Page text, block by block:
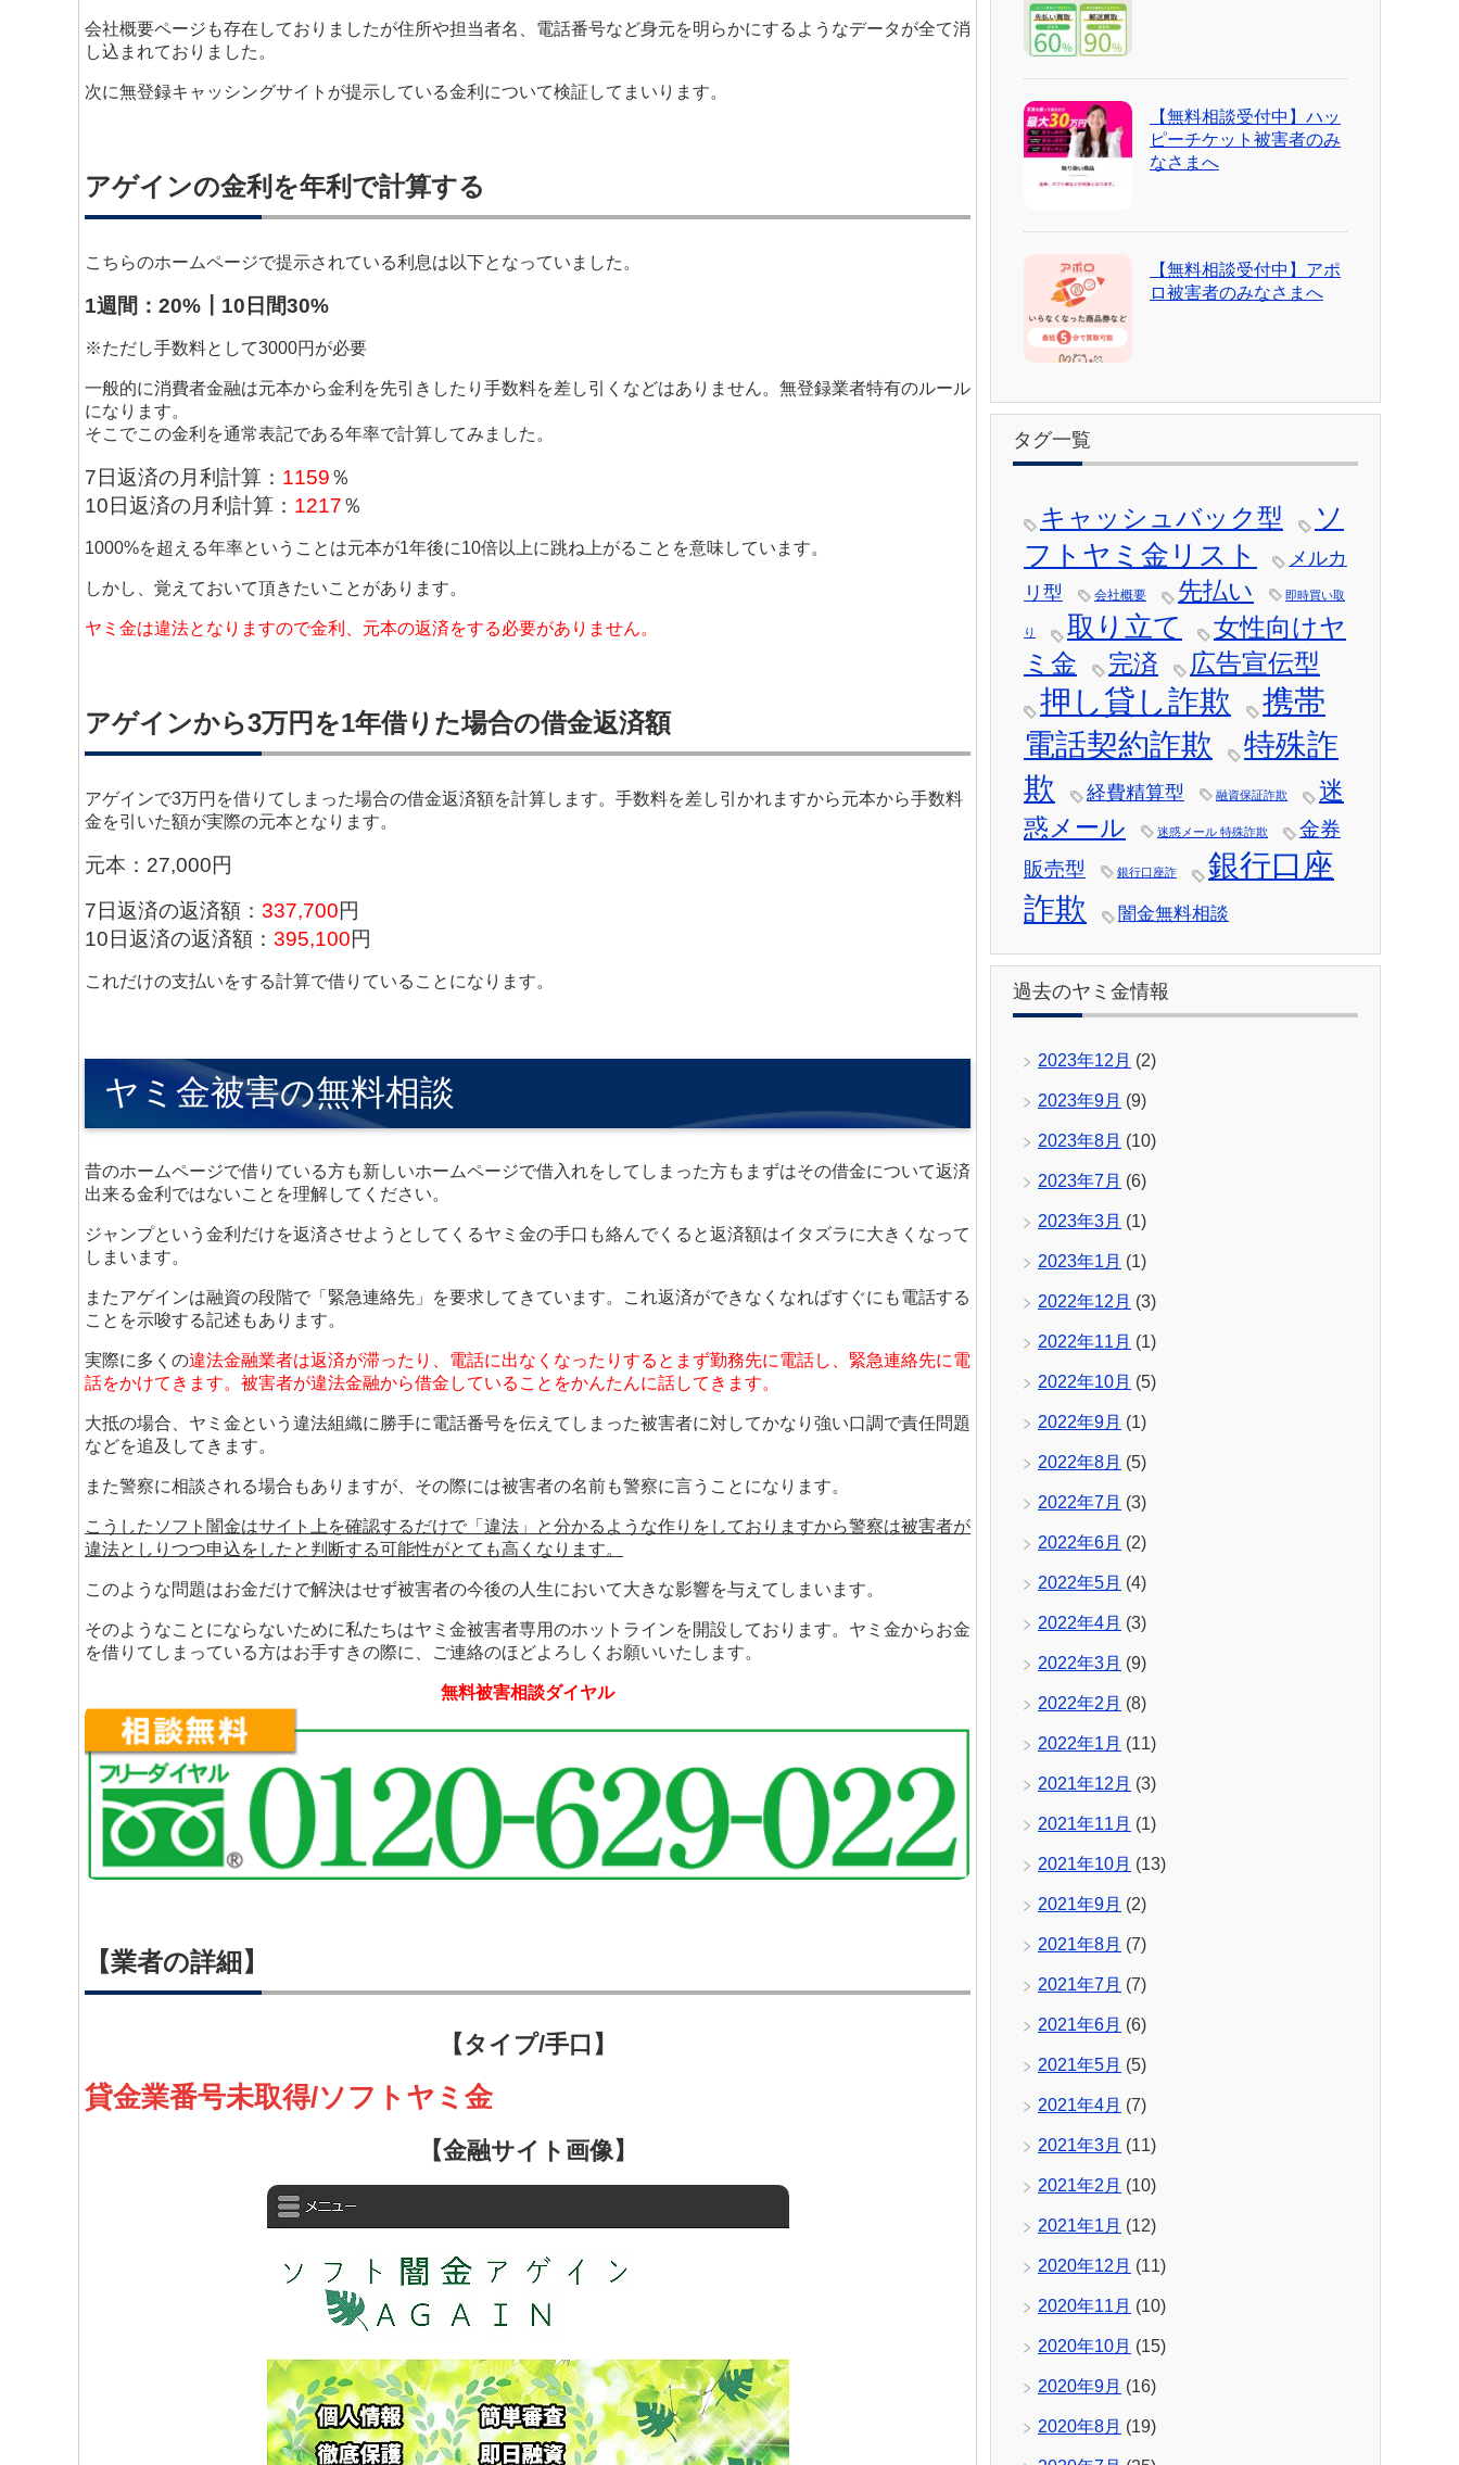
会社概要ページも存在しておりましたが住所や担当者名、電話番号など身元を明らかにするようなデータが全て消
し込まれておりました。
次に無登録キャッシングサイトが提示している金利について検証してまいります。
アゲインの金利を年利で計算する
こちらのホームページで提示されている利息は以下となっていました。
1週間：20%┃10日間30%
※ただし手数料として3000円が必要
一般的に消費者金融は元本から金利を先引きしたり手数料を差し引くなどはありません。無登録業者特有のルール
になります。
そこでこの金利を通常表記である年率で計算してみました。
7日返済の月利計算： 1159％
10日返済の月利計算： 1217％
1000%を超える年率ということは元本が1年後に10倍以上に跳ね上がることを意味しています。
しかし、覚えておいて頂きたいことがあります。
ヤミ金は違法となりますので金利、元本の返済をする必要がありません。
アゲインから3万円を1年借りた場合の借金返済額
アゲインで3万円を借りてしまった場合の借金返済額を計算します。手数料を差し引かれますから元本から手数料
金を引いた額が実際の元本となります。
元本：27,000円
7日返済の返済額： 337,700円
10日返済の返済額： 395,100円
これだけの支払いをする計算で借りていることになります。
ヤミ金被害の無料相談
昔のホームページで借りている方も新しいホームページで借入れをしてしまった方もまずはその借金について返済
出来る金利ではないことを理解してください。
ジャンプという金利だけを返済させようとしてくるヤミ金の手口も絡んでくると返済額はイタズラに大きくなって
しまいます。
またアゲインは融資の段階で「緊急連絡先」を要求してきています。これ返済ができなくなればすぐにも電話する
ことを示唆する記述もあります。
実際に多くの違法金融業者は返済が滞ったり、電話に出なくなったりするとまず勤務先に電話し、緊急連絡先に電
話をかけてきます。被害者が違法金融から借金していることをかんたんに話してきます。
大抵の場合、ヤミ金という違法組織に勝手に電話番号を伝えてしまった被害者に対してかなり強い口調で責任問題
などを追及してきます。
また警察に相談される場合もありますが、その際には被害者の名前も警察に言うことになります。
こうしたソフト闇金はサイト上を確認するだけで「違法」と分かるような作りをしておりますから警察は被害者が
違法としりつつ申込をしたと判断する可能性がとても高くなります。
このような問題はお金だけで解決はせず被害者の今後の人生において大きな影響を与えてしまいます。
そのようなことにならないために私たちはヤミ金被害者専用のホットラインを開設しております。ヤミ金からお金
を借りてしまっている方はお手すきの際に、ご連絡のほどよろしくお願いいたします。
無料被害相談ダイヤル
【業者の詳細】
【タイプ/手口】
貸金業番号未取得/ソフトヤミ金
【金融サイト画像】
【無料相談受付中】ハッ
ピーチケット被害者のみ
なさまへ
【無料相談受付中】アポ
ロ被害者のみなさまへ
タグ一覧
キャッシュバック型
ソ
フトヤミ金リスト
メルカ
リ型
会社概要 先払い 即時買い取
り 取り立て
女性向けヤ
ミ金
完済 広告宣伝型
押し貸し詐欺
携帯
電話契約詐欺
特殊詐
欺
経費精算型 融資保証詐欺
迷
惑メール
迷惑メール 特殊詐欺
金券
販売型
銀行口座詐
銀行口座
詐欺
闇金無料相談
過去のヤミ金情報
2023年12月 (2)
2023年9月 (9)
2023年8月 (10)
2023年7月 (6)
2023年3月 (1)
2023年1月 (1)
2022年12月 (3)
2022年11月 (1)
2022年10月 (5)
2022年9月 (1)
2022年8月 (5)
2022年7月 (3)
2022年6月 (2)
2022年5月 (4)
2022年4月 (3)
2022年3月 (9)
2022年2月 (8)
2022年1月 (11)
2021年12月 (3)
2021年11月 (1)
2021年10月 (13)
2021年9月 (2)
2021年8月 (7)
2021年7月 (7)
2021年6月 (6)
2021年5月 (5)
2021年4月 (7)
2021年3月 (11)
2021年2月 (10)
2021年1月 (12)
2020年12月 (11)
2020年11月 (10)
2020年10月 (15)
2020年9月 (16)
2020年8月 (19)